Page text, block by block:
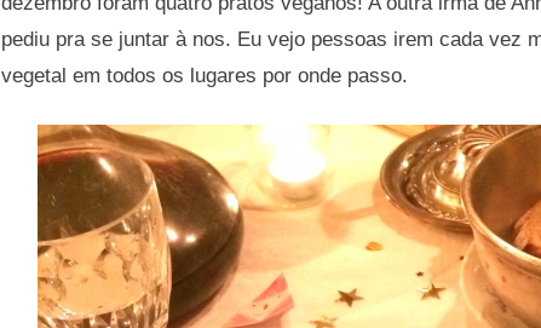
pediu pra se juntar à nos. Eu vejo pessoas irem cada vez
vegetal em todos os lugares por onde passo.